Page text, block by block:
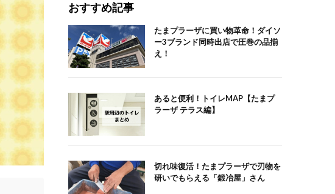
おすすめ記事
たまプラーザに買い物革命！ダイソ
ー3ブランド同時出店で圧巻の品揃
え！
あると便利！トイレMAP【たまプ
ラーザ テラス編】
切れ味復活！たまプラーザで刃物を
研いでもらえる「鍛冶屋」さん